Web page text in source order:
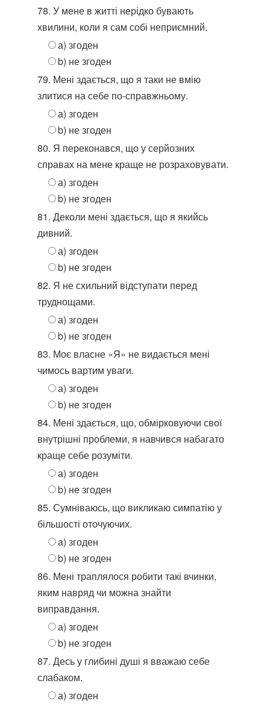
78. У мене в житті нерідко бувають
хвилини, коли я сам собі неприємний.
а) згоден
b) не згоден
79. Мені здається, що я таки не вмію
злитися на себе по-справжньому.
а) згоден
b) не згоден
80. Я переконався, що у серйозних
справах на мене краще не розраховувати.
а) згоден
b) не згоден
81. Деколи мені здається, що я якийсь
дивний.
а) згоден
b) не згоден
82. Я не схильний відступати перед
труднощами.
а) згоден
b) не згоден
83. Моє власне «Я» не видається мені
чимось вартим уваги.
а) згоден
b) не згоден
84. Мені здається, що, обмірковуючи свої
внутрішні проблеми, я навчився набагато
краще себе розуміти.
а) згоден
b) не згоден
85. Сумніваюсь, що викликаю симпатію у
більшості оточуючих.
а) згоден
b) не згоден
86. Мені траплялося робити такі вчинки,
яким навряд чи можна знайти
виправдання.
а) згоден
b) не згоден
87. Десь у глибині душі я вважаю себе
слабаком.
а) згоден